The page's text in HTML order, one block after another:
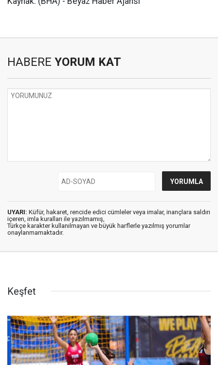
HABERE YORUM KAT
UYARI: Küfür, hakaret, rencide edici cümleler veya imalar, inançlara saldırı
içeren, imla kuralları ile yazılmamış,
Türkçe karakter kullanılmayan ve büyük harflerle yazılmış yorumlar
onaylanmamaktadır.
Keşfet